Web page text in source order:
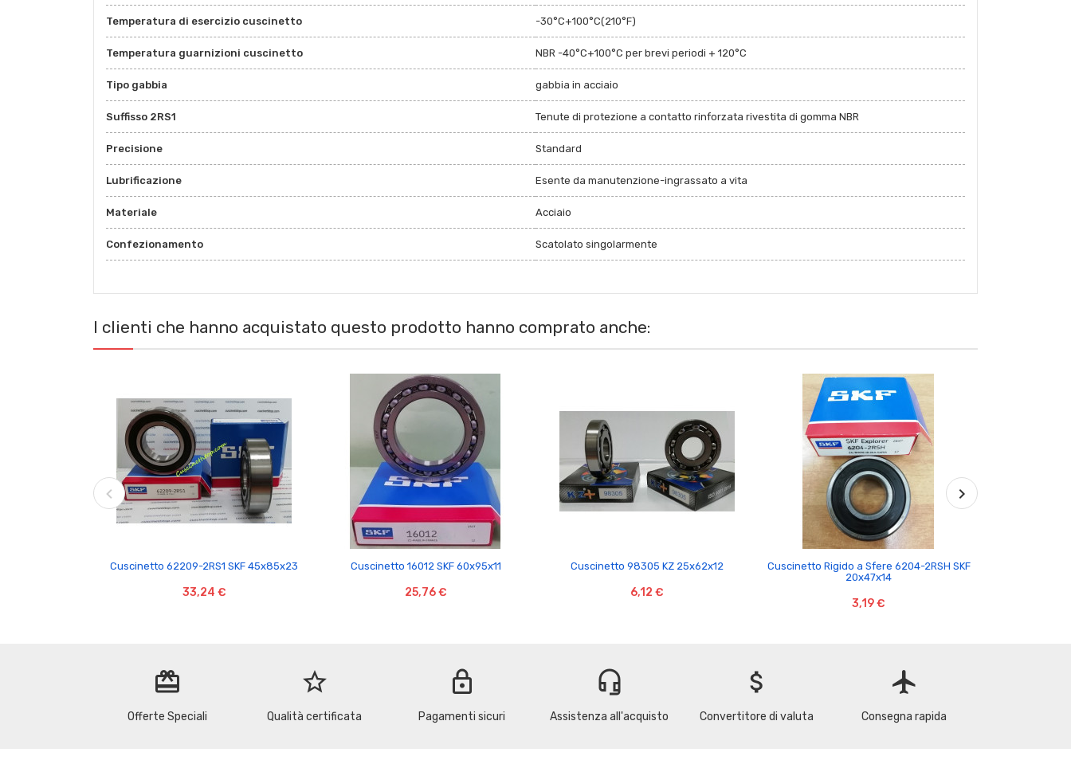
Temperatura di esercizio cuscinetto -30°C+100°C(210°F)
Temperatura guarnizioni cuscinetto NBR -40°C+100°C per brevi periodi + 120°C
Tipo gabbia gabbia in acciaio
Suffisso 2RS1 Tenute di protezione a contatto rinforzata rivestita di gomma NBR
Precisione Standard
Lubrificazione Esente da manutenzione-ingrassato a vita
Materiale Acciaio
Confezionamento Scatolato singolarmente
I clienti che hanno acquistato questo prodotto hanno comprato anche:

Cuscinetto 62209-2RS1 SKF 45x85x23
33,24 €

Cuscinetto 16012 SKF 60x95x11
25,76 €

Cuscinetto 98305 KZ 25x62x12
6,12 €

Cuscinetto Rigido a Sfere 6204-2RSH SKF
20x47x14
3,19 €
redeem
Offerte Speciali
star_border
Qualità certificata
lock
Pagamenti sicuri
headset_mic
Assistenza all'acquisto
attach_money
Convertitore di valuta
flight
Consegna rapida